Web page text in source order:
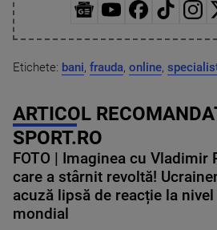
Etichete: bani, frauda, online,
ARTICOL
SPORT.RO
FOTO | Imaginea cu Vladimir
care a stârnit revoltă!
acuză lipsă de reacție la nivel
mondial